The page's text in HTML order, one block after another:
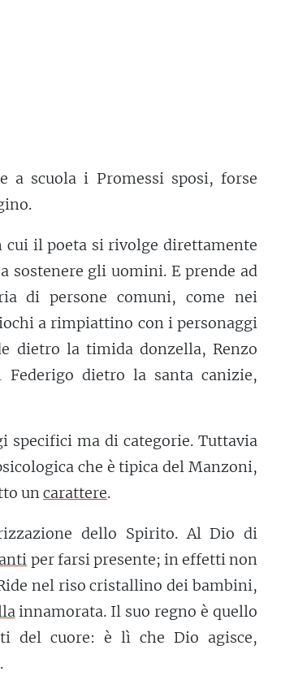
a scuola i Promessi sposi, forse
il poeta si rivolge direttamente
sostenere gli uomini. E prende ad
di persone comuni, come nei
a rimpiattino con i personaggi
dietro la timida donzella, Renzo
dietro la santa canizie,
specifici ma di categorie. Tuttavia
che è tipica del Manzoni,
uncarattere.
dello Spirito. Al Dio di
per farsi presente; in effetti non
nel riso cristallino dei bambini,
innamorata. Il suo regno è quello
del cuore: è lì che Dio agisce,